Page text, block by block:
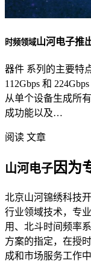
时频领域山河电子推
器件 系列的主要特
112Gbps 和
从单个设备生成所
成功能以及…
阅读 文章
山河电子因为
北京山河锦绣科技
行业领域技术，专
用、北斗时间频率
方案的指定，在授
成和市场服务工作